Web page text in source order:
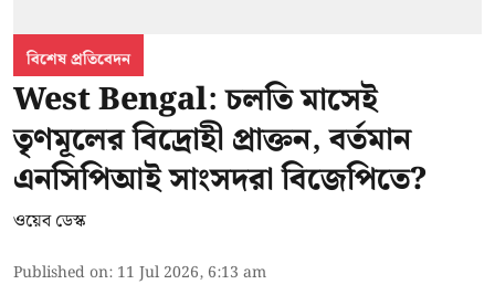
বিশেষ প্রতিবেদন
West Bengal: চলতি মাসেই
তৃণমূলের বিদ্রোহী প্রাক্তন, বর্তমান
এনসিপিআই সাংসদরা বিজেপিতে?
ওয়েব ডেস্ক
Published on: 11 Jul 2026, 6:13 am